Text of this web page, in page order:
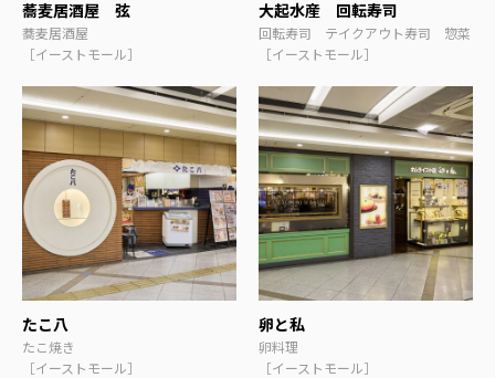
蕎麦居酒屋 弦
蕎麦居酒屋
［イーストモール］
大起水産 回転寿司
回転寿司 テイクアウト寿司 惣菜
［イーストモール］
たこ八
たこ焼き
［イーストモール］
卵と私
卵料理
［イーストモール］